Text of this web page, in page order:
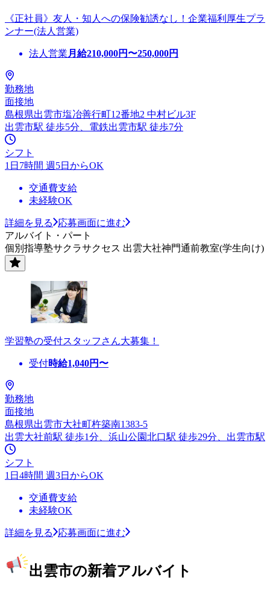
《正社員》友人・知人への保険勧誘なし！企業福利厚生プラ
ンナー(法人営業)
法人営業 月給210,000円〜250,000円
勤務地
面接地
島根県出雲市塩冶善行町12番地2 中村ビル3F
出雲市駅 徒歩5分、電鉄出雲市駅 徒歩7分
シフト
1日7時間 週5日からOK
交通費支給
未経験OK
詳細を見る
応募画面に進む
アルバイト・パート
個別指導塾サクラサクセス 出雲大社神門通前教室(学生向け)
学習塾の受付スタッフさん大募集！
受付時給1,040円〜
勤務地
面接地
島根県出雲市大社町杵築南1383-5
出雲大社前駅 徒歩1分、浜山公園北口駅 徒歩29分、出雲市駅
シフト
1日4時間 週3日からOK
交通費支給
未経験OK
詳細を見る 応募画面に進む
出雲市の新着アルバイト